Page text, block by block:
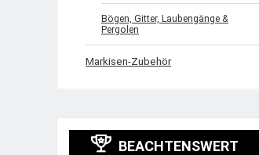
Bögen, Gitter, Laubengänge &
Pergolen
Markisen-Zubehör
BEACHTENSWERT